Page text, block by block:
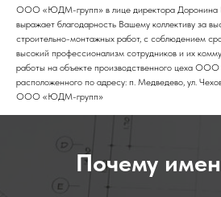
ООО «ЮДМ-групп» в лице директора Доронина
выражает благодарность Вашему коллективу за
строительно-монтажных работ, с соблюдением
высокий профессионализм сотрудников и их
работы на объекте производственного цеха
расположенного по адресу: п. Медведево, ул.
ООО «ЮДМ-групп»
Почему